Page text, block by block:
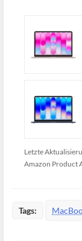
Letzte
Amazon Product
Tags: